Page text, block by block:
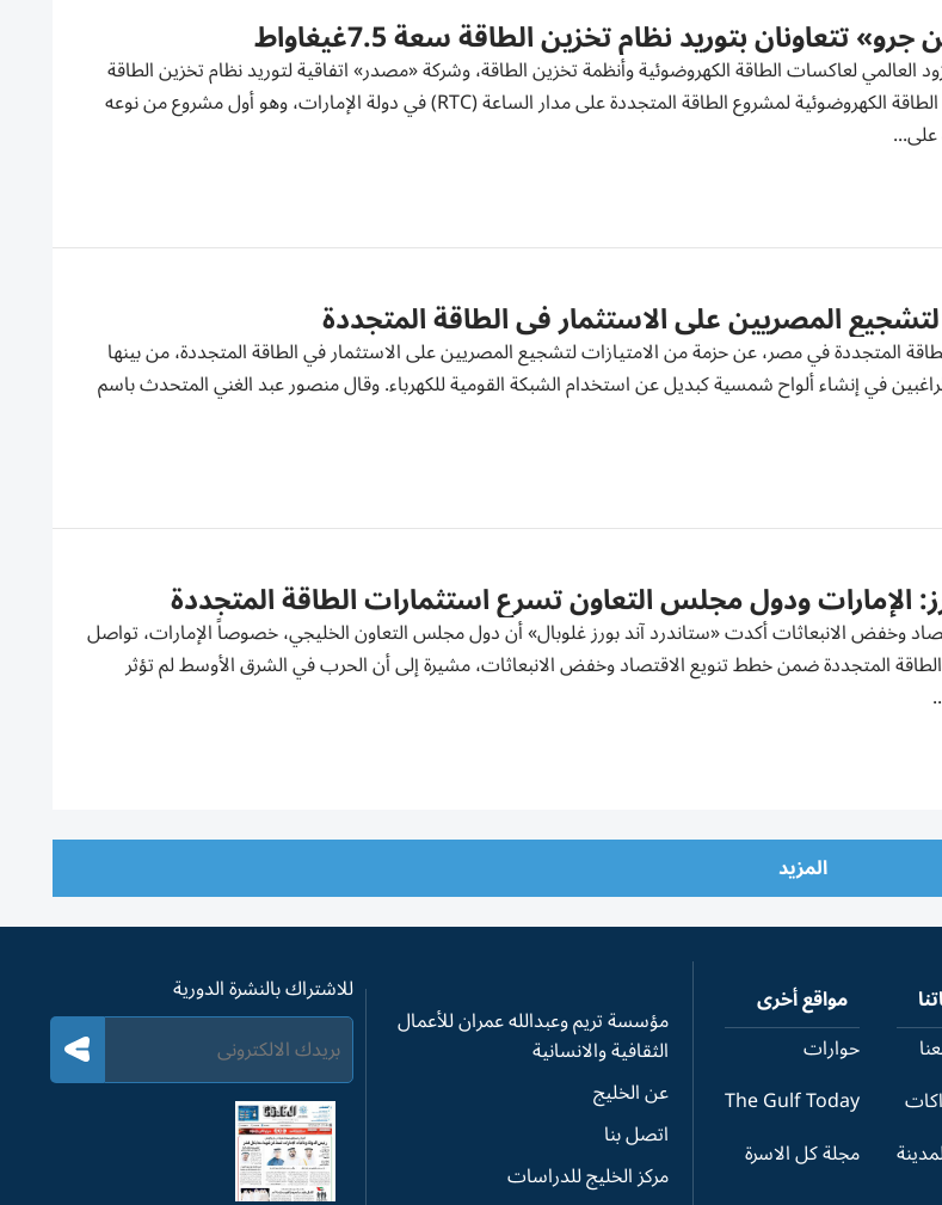
تتعاونان بتوريد نظام تخزين الطاقة سعة 7.5غيغاواط
لعاكسات الطاقة الكهروضوئية وأنظمة تخزين الطاقة، وشركة «مصدر» اتفاقية لتوريد نظام تخزين الطاقة
(ESS) وحلول عاكسات الطاقة الكهروضوئية لمشروع الطاقة المتجددة على مدار الساعة (RTC) في دولة الإمارات، وهو أول مشروع من نوعه
على...
المصريين على الاستثمار في الطاقة المتجددة
المتجددة في مصر، عن حزمة من الامتيازات لتشجيع المصريين على الاستثمار في الطاقة المتجددة، من بينها
في إنشاء ألواح شمسية كبديل عن استخدام الشبكة القومية للكهرباء. وقال منصور عبد الغني المتحدث باسم
الإمارات ودول مجلس التعاون تسرع استثمارات الطاقة المتجددة
وخفض الانبعاثات أكدت «ستاندرد آند بورز غلوبال» أن دول مجلس التعاون الخليجي، خصوصاً الإمارات، تواصل
المتجددة ضمن خطط تنويع الاقتصاد وخفض الانبعاثات، مشيرة إلى أن الحرب في الشرق الأوسط لم تؤثر
المزيد
مواقع أخرى
حوارات
The Gulf Today
مجلة كل الاسرة
مؤسسة تريم وعبدالله عمران للأعمال
الثقافية والانسانية
عن الخليج
اتصل بنا
مركز الخليج للدراسات
للاشتراك بالنشرة الدورية